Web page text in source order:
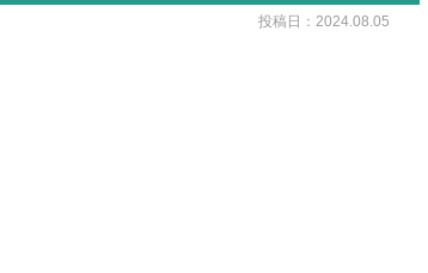
投稿日：2024.08.05